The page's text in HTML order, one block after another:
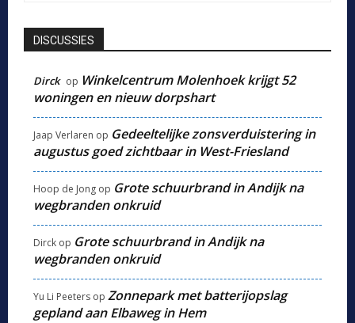
DISCUSSIES
Dirck op Winkelcentrum Molenhoek krijgt 52
woningen en nieuw dorpshart
Jaap Verlaren op Gedeeltelijke zonsverduistering in
augustus goed zichtbaar in West-Friesland
Hoop de Jong op Grote schuurbrand in Andijk na
wegbranden onkruid
Dirck op Grote schuurbrand in Andijk na
wegbranden onkruid
Yu Li Peeters op Zonnepark met batterijopslag
gepland aan Elbaweg in Hem